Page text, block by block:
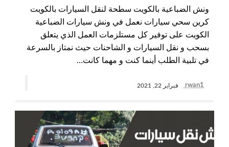
ونش الضباعية بالكويت سطحة لنقل السيارات بالكويت
كرين سحي سيارات نعمل في ونش سيارات الضباعية
الكويت على توفير كل مستلزمات العمل الذي يتعلق
بسحب و نقل السيارات و الشاحنات حيث نمتاز بالسرعة
في تلبية الطلب أينما كنت و مهما كانت…
rwan1 فبراير 22, 2021